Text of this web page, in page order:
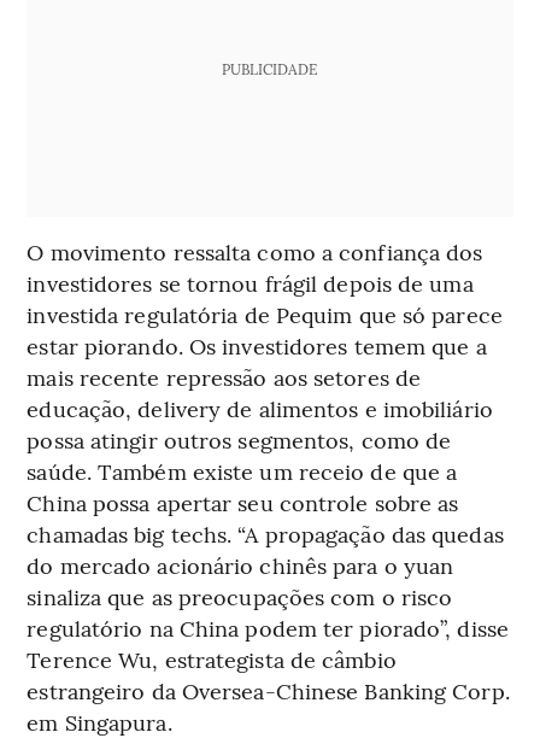
PUBLICIDADE
O movimento ressalta como a confiança dos
investidores se tornou frágil depois de uma
investida regulatória de Pequim que só parece
estar piorando. Os investidores temem que a
mais recente repressão aos setores de
educação, delivery de alimentos e imobiliário
possa atingir outros segmentos, como de
saúde. Também existe um receio de que a
China possa apertar seu controle sobre as
chamadas big techs. “A propagação das quedas
do mercado acionário chinês para o yuan
sinaliza que as preocupações com o risco
regulatório na China podem ter piorado”, disse
Terence Wu, estrategista de câmbio
estrangeiro da Oversea-Chinese Banking Corp.
em Singapura.